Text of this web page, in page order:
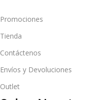
Promociones
Tienda
Contáctenos
Envíos y Devoluciones
Outlet